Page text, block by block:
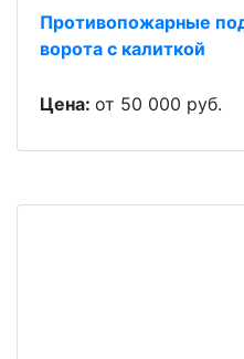
Противопожарные
ворота с калиткой
Цена: от 50 000 руб.